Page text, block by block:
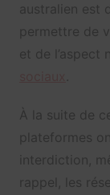
australien est
permettre de
et de l’aspect
À la suite de
plateformes
interdiction,
rappel, les